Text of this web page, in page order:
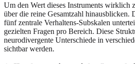
Um den Wert dieses Instruments wirklich
über die reine Gesamtzahl hinausblicken.
fünf zentrale Verhaltens-Subskalen
gezielten Fragen pro Bereich. Diese
neurodivergente Unterschiede in
sichtbar werden.